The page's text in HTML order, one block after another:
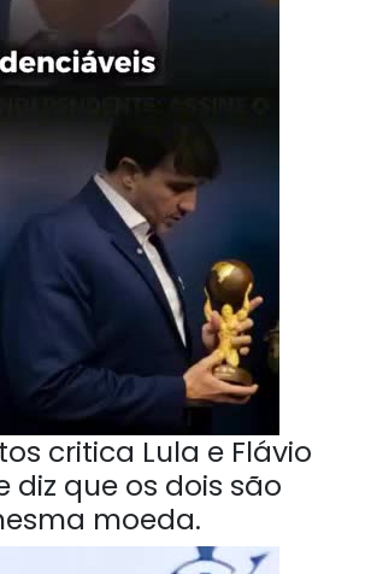
critica Lula e Flávio
diz que os dois são
moeda.